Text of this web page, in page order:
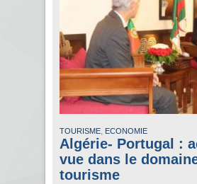
TOURISME, ECONOMIE
Algérie- Portugal :
vue dans le
tourisme